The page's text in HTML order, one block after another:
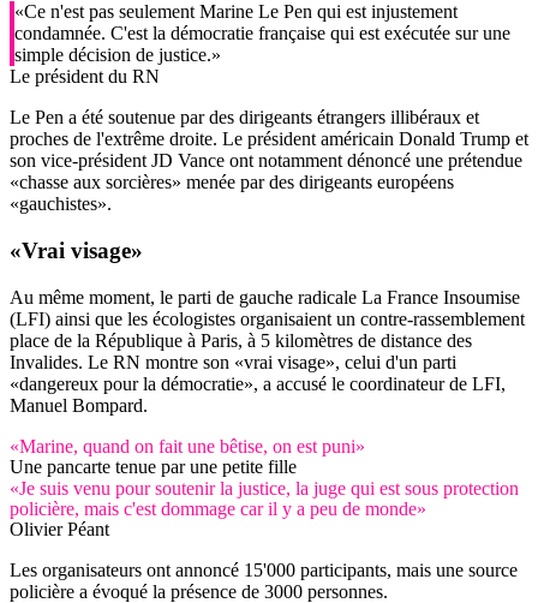
«Ce n'est pas seulement Marine Le Pen qui est injustement
condamnée. C'est la démocratie française qui est exécutée sur une
simple décision de justice.»
Le président du RN
Le Pen a été soutenue par des dirigeants étrangers illibéraux et
proches de l'extrême droite. Le président américain Donald Trump et
son vice-président JD Vance ont notamment dénoncé une prétendue
«chasse aux sorcières» menée par des dirigeants européens
«gauchistes».
«Vrai visage»
Au même moment, le parti de gauche radicale La France Insoumise
(LFI) ainsi que les écologistes organisaient un contre-rassemblement
place de la République à Paris, à 5 kilomètres de distance des
Invalides. Le RN montre son «vrai visage», celui d'un parti
«dangereux pour la démocratie», a accusé le coordinateur de LFI,
Manuel Bompard.
«Marine, quand on fait une bêtise, on est puni»
Une pancarte tenue par une petite fille
«Je suis venu pour soutenir la justice, la juge qui est sous protection
policière, mais c'est dommage car il y a peu de monde»
Olivier Péant
Les organisateurs ont annoncé 15'000 participants, mais une source
policière a évoqué la présence de 3000 personnes.